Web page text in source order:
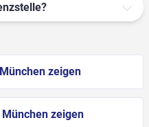
zeigen
zeigen